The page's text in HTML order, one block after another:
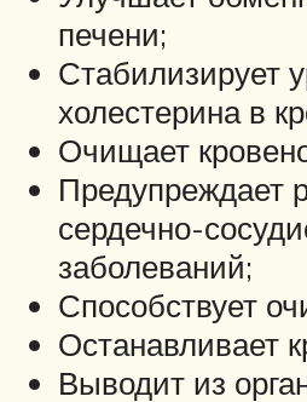
печени;
Стабилизирует
холестерина в
Очищает
Предупреждает
сердечно-
заболеваний;
Способствует
Останавливает
Выводит из